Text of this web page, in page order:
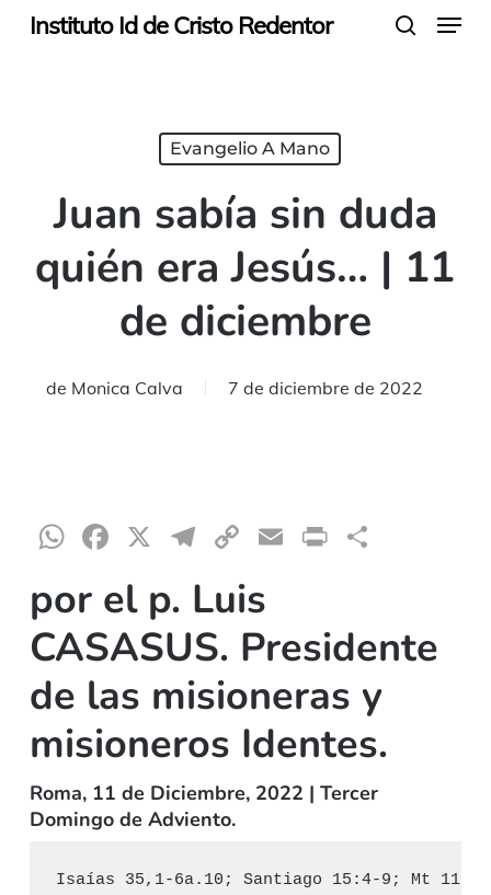
SkipInstituto Id de Cristo Redentor Menu
Evangelio A Mano
Juan sabía sin duda
quién era Jesús… | 11
de diciembre
de Monica Calva 7 de diciembre de 2022
WhatsApp
Facebook
X Telegram
Copy
Link
EmailPrint
por el p. Luis
CASASUS. Presidente
de las misioneras y
misioneros Identes.
Roma, 11 de Diciembre, 2022 | Tercer
Domingo de Adviento.
Isaías 35,1-6a.10; Santiago 15:4-9; Mt